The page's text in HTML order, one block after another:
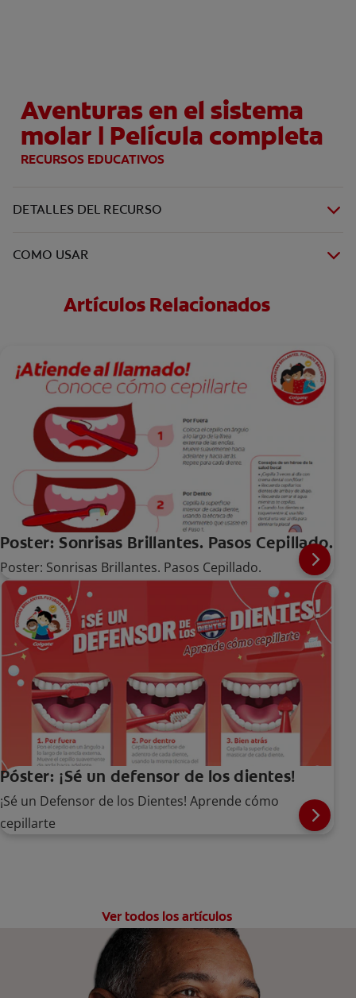
PARA PROFESIONALES
CUPONES
BO (ES)
SUSCRÍBETE
Aventuras en el sistema
molar | Película completa
RECURSOS EDUCATIVOS
DETALLES DEL RECURSO
COMO USAR
Artículos Relacionados
Poster: Sonrisas Brillantes. Pasos Cepillado.
Poster: Sonrisas Brillantes. Pasos Cepillado.
Póster: ¡Sé un defensor de los dientes!
¡Sé un Defensor de los Dientes! Aprende cómo
cepillarte
Ver todos los artículos